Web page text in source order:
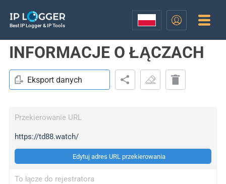
Best IP Logger & IP Tools
INFORMACJE O ŁĄCZACH
Eksport danych
Przekierowanie URL
https://td88.watch/
Edytuj adres URL przekierowania
To łącze do rejestratora